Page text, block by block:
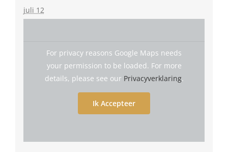
juli 12
For privacy reasons Google Maps needs
your permission to be loaded. For more
details, please see our Privacyverklaring.
Ik Accepteer